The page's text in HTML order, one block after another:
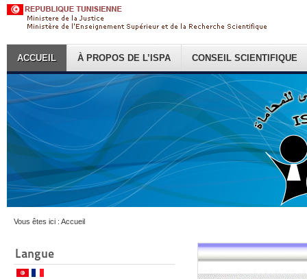
ACCUEIL À PROPOS DE L’ISPA CONSEIL SCIENTIFIQUE
Vous êtes ici : Accueil
Langue